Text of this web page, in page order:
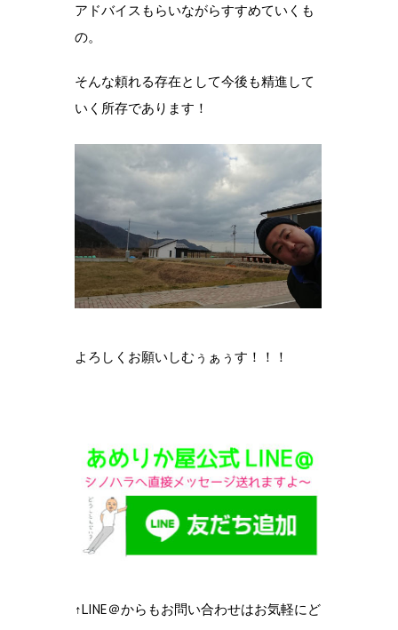
アドバイスもらいながらすすめていくも
の。
そんな頼れる存在として今後も精進して
いく所存であります！
よろしくお願いしむぅぁぅす！！！
↑LINE＠からもお問い合わせはお気軽にど